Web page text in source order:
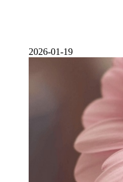
2026-01-19